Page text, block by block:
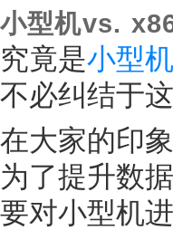
小型机vs.
究竟是小型机
不必纠结于
在大家的印
为了提升数
要对小型机